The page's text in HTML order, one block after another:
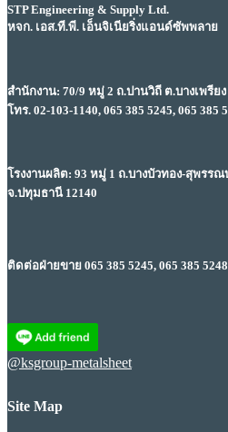
STP Engineering & Supply Ltd.
หจก. เอส.ที.พี. เอ็นจิเนียริ่งแอนด์ซัพพลาย
สำนักงาน: 70/9 หมู่ 2 ถ.ปานวิถี ต.บางเพรีย
โทร. 02-103-1140, 065 385 5245, 065 385
โรงงานผลิต: 93 หมู่ 1 ถ.บางบัวทอง-สุพรร
จ.ปทุมธานี 12140
ติดต่อฝ่ายขาย 065 385 5245, 065 385 5248
@ksgroup-metalsheet
Site Map